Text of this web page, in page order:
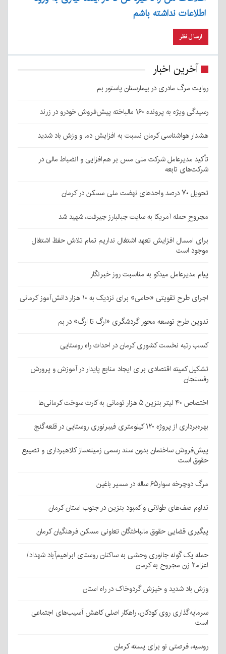
اطلاعات نداشته باشم
آخرین اخبار
روایت مرگ مادری در بیمارستان پاستور بم
رسیدگی ویژه به پرونده ۱۶۰ مالباخته پیش‌فروش خودرو در زرند
هشدار هواشناسی کرمان نسبت به افزایش دما و وزش باد شدید
تأکید مدیرعامل شرکت ملی مس بر هم‌افزایی و انضباط مالی در
شرکت‌های تابعه
تحویل ۷۰ درصد واحدهای نهضت ملی مسکن در کرمان
مجروحِ حمله آمریکا به سایت جبالبارز جیرفت، شهید شد
برای امسال افزایش تعهد اشتغال نداریم تمام تلاش حفظ اشتغال
موجود است
پیام مدیرعامل میدکو به مناسبت روز خبرنگار
اجرای طرح تقویتی «حامی» برای نزدیک به ۱۰ هزار دانش‌آموز کرمانی
تدوین طرح توسعه محور گردشگری «ارگ تا ارگ» در بم
کسب رتبه نخست کشوری کرمان در احداث راه روستایی
تشکیل کمیته اقتصادی برای ایجاد منابع پایدار در آموزش و پرورش
رفسنجان
اختصاص ۴۰ لیتر بنزین ۵ هزار تومانی به کارت سوخت کرمانی‌ها
بهره‌برداری از پروژه ۱۲۰ کیلومتری فیبرنوری روستایی در قلعه‌گنج
پیش‌فروش ساختمان بدون سند رسمی زمینه‌ساز کلاهبرداری و تضییع
حقوق است
مرگ دوچرخه سوار۶۵ ساله در مسیر باغین
تداوم صف‌های طولانی و کمبود بنزین در جنوب استان کرمان
پیگیری قضایی حقوق مالباختگان تعاونی مسکن فرهنگیان کرمان
حمله یک گونه جانوری وحشی به ساکنان روستای ابراهیم‌آباد شهداد/
اعزام۲ زن مجروح به کرمان
وزش باد شدید و خیزش گردوخاک در راه استان
سرمایه‌گذاری روی کودکان، راهکار اصلی کاهش آسیب‌های اجتماعی
است
روسیه، فرصتی نو برای پسته کرمان